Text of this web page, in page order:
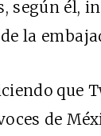
según él,
la
que
de